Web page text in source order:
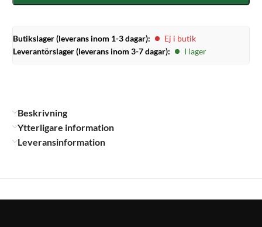
Butikslager (leverans inom 1-3 dagar):
Ej i butik
Leverantörslager (leverans inom 3-7 dagar):
I lager
Beskrivning
Ytterligare information
Leveransinformation